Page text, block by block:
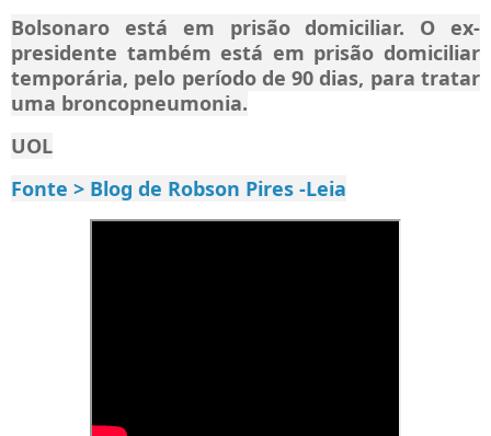
Bolsonaro está em prisão domiciliar. O ex-
presidente também está em prisão domiciliar
temporária, pelo período de 90 dias, para tratar
uma broncopneumonia.
UOL
Fonte > Blog de Robson Pires -Leia